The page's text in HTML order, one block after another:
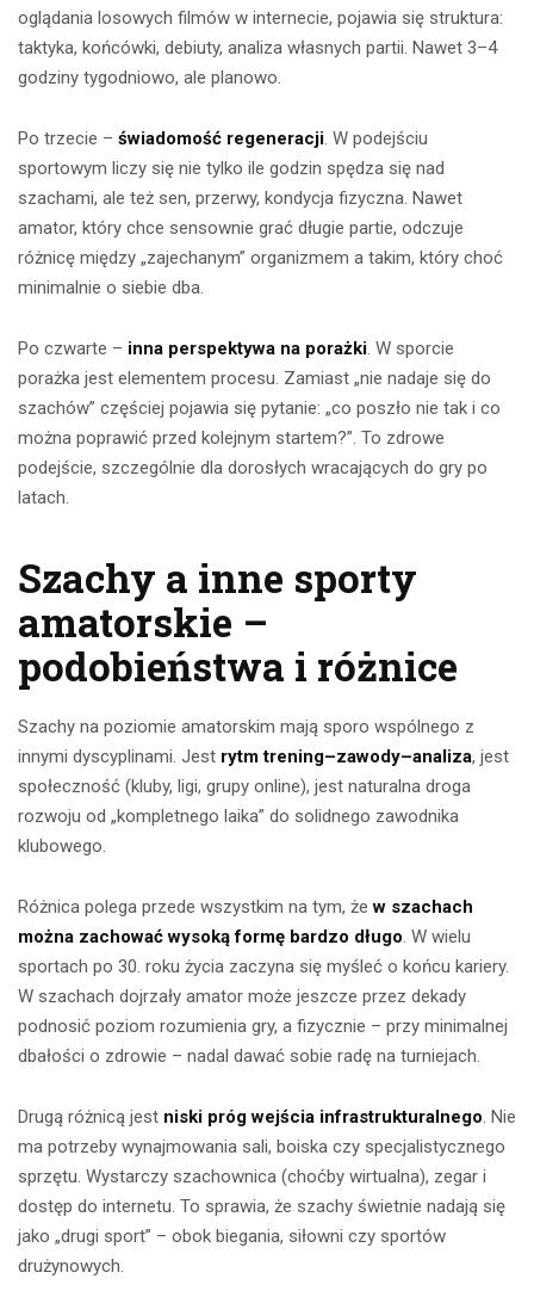
oglądania losowych filmów w internecie, pojawia się struktura:
taktyka, końcówki, debiuty, analiza własnych partii. Nawet 3–4
godziny tygodniowo, ale planowo.
Po trzecie – świadomość regeneracji. W podejściu
sportowym liczy się nie tylko ile godzin spędza się nad
szachami, ale też sen, przerwy, kondycja fizyczna. Nawet
amator, który chce sensownie grać długie partie, odczuje
różnicę między „zajechanym” organizmem a takim, który choć
minimalnie o siebie dba.
Po czwarte – inna perspektywa na porażki. W sporcie
porażka jest elementem procesu. Zamiast „nie nadaje się do
szachów” częściej pojawia się pytanie: „co poszło nie tak i co
można poprawić przed kolejnym startem?”. To zdrowe
podejście, szczególnie dla dorosłych wracających do gry po
latach.
Szachy a inne sporty
amatorskie –
podobieństwa i różnice
Szachy na poziomie amatorskim mają sporo wspólnego z
innymi dyscyplinami. Jest rytm trening–zawody–analiza, jest
społeczność (kluby, ligi, grupy online), jest naturalna droga
rozwoju od „kompletnego laika” do solidnego zawodnika
klubowego.
Różnica polega przede wszystkim na tym, żew szachach
można zachować wysoką formę bardzo długo. W wielu
sportach po 30. roku życia zaczyna się myśleć o końcu kariery.
W szachach dojrzały amator może jeszcze przez dekady
podnosić poziom rozumienia gry, a fizycznie – przy minimalnej
dbałości o zdrowie – nadal dawać sobie radę na turniejach.
Drugą różnicą jest niski próg wejścia infrastrukturalnego. Nie
ma potrzeby wynajmowania sali, boiska czy specjalistycznego
sprzętu. Wystarczy szachownica (choćby wirtualna), zegar i
dostęp do internetu. To sprawia, że szachy świetnie nadają się
jako „drugi sport” – obok biegania, siłowni czy sportów
drużynowych.